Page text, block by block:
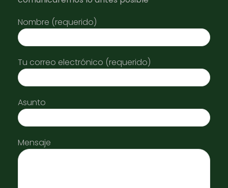
Nombre (requerido)
Tu correo electrónico (requerido)
Asunto
Mensaje